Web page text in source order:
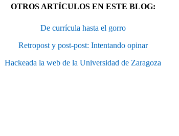
OTROS ARTÍCULOS EN ESTE BLOG:
De currícula hasta el gorro
Retropost y post-post: Intentando opinar
Hackeada la web de la Universidad de Zaragoza